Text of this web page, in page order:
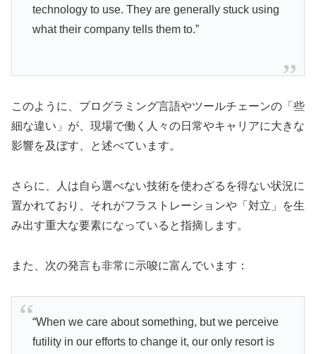
technology to use. They are generally stuck using
what their company tells them to.”
このように、プログラミング言語やツールチェーンの「些
細な違い」が、現場で働く人々の日常やキャリアに大きな
影響を及ぼす、と述べています。
さらに、人は自ら選べない技術を使わざるを得ない状況に
置かれており、それがフラストレーションや「対立」を生
み出す重大な要素になっていると指摘します。
また、次の発言も非常に示唆に富んでいます：
“When we care about something, but we perceive
futility in our efforts to change it, our only resort is